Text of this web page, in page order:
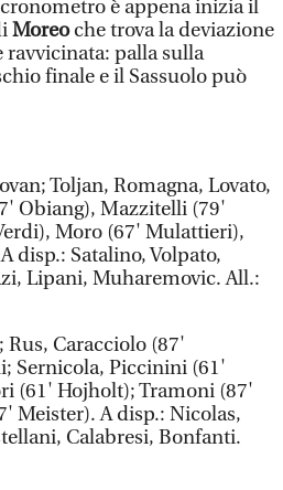
è appena inizia il
Moreoche trova la deviazione
palla sulla
finale e il Sassuolo può
Toljan, Romagna, Lovato,
Obiang), Mazzitelli (79'
Moro (67' Mulattieri),
disp.: Satalino, Volpato,
Lipani, Muharemovic. All.:
Rus, Caracciolo (87'
Sernicola, Piccinini (61'
(61' Hojholt); Tramoni (87'
Meister). A disp.: Nicolas,
Calabresi, Bonfanti.